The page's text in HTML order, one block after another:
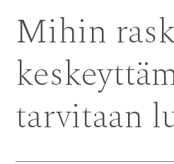
Mihin
tarvitaan